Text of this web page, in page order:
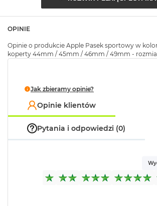
k
r
M
2
a
B
o
o
k
A
OPINIE
Opinie o produkcie Apple Pasek sportowy w
koperty 44mm / 45mm / 46mm / 49mm -
Jak zbieramy opinie?
Opinie klientów
Pytania i odpowiedzi (0)